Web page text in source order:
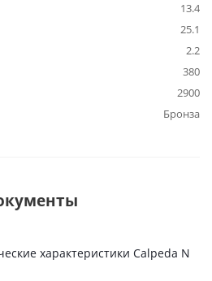
13.4
25.1
2.2
380
2900
Бронза
характеристики Calpeda N